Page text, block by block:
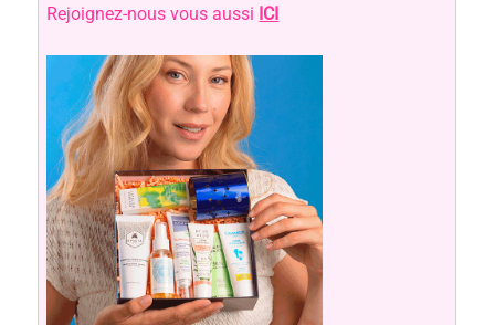
Rejoignez-nous vous aussi ICI